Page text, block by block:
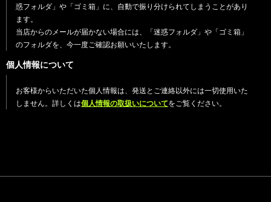
惑フォルダ」や「ゴミ箱」に、自動で振り分けられてしまうことがあり
ます。
当店からのメールが届かない場合には、「迷惑フォルダ」や「ゴミ箱」
のフォルダを、今一度ご確認お願いいたします。
個人情報について
お客様からいただいた個人情報は、発送とご連絡以外には一切使用いた
しません。詳しくは個人情報の取扱いについてをご覧ください。